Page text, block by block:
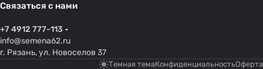
Связаться с нами
+7 4912 777-113
info@semena62.ru
г. Рязань, ул. Новоселов 37
Темная темаКонфиденциальностьОферта